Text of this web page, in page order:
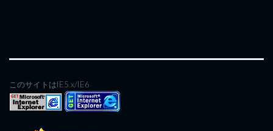
このサイトはIE5.x/IE6